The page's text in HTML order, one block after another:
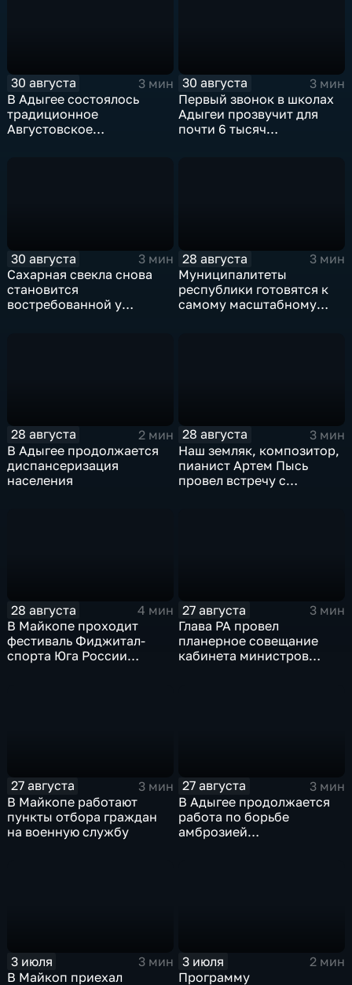
30 августа
3 мин
В Адыгее состоялось
традиционное
Августовское
30 августа
3 мин
Первый звонок в школах
Адыгеи прозвучит для
почти 6 тысяч
30 августа
3 мин
Сахарная свекла снова
становится
востребованной у
28 августа
3 мин
Муниципалитеты
республики готовятся к
самому масштабному
28 августа
2 мин
В Адыгее продолжается
диспансеризация
населения
28 августа
3 мин
Наш земляк, композитор,
пианист Артем Пысь
провел встречу с
28 августа
4 мин
В Майкопе проходит
фестиваль Фиджитал-
спорта Юга России
27 августа
3 мин
Глава РА провел
планерное совещание
кабинета министров
27 августа
3 мин
В Майкопе работают
пункты отбора граждан
на военную службу
27 августа
3 мин
В Адыгее продолжается
работа по борьбе
амброзией
3 июля
3 мин
В Майкоп приехал
3 июля
2 мин
Программу